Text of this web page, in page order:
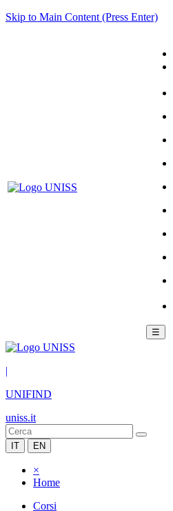
Skip to Main Content (Press Enter)
☰
|
UNIFIND
uniss.it
IT EN
×
Home
Corsi